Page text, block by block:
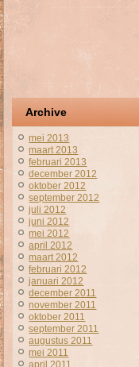
Archive
mei 2013
maart 2013
februari 2013
december 2012
oktober 2012
september 2012
juli 2012
juni 2012
mei 2012
april 2012
maart 2012
februari 2012
januari 2012
december 2011
november 2011
oktober 2011
september 2011
augustus 2011
mei 2011
april 2011